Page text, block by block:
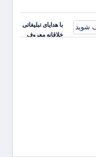
با هدایای تبلیغاتی
خلاقانه معروف